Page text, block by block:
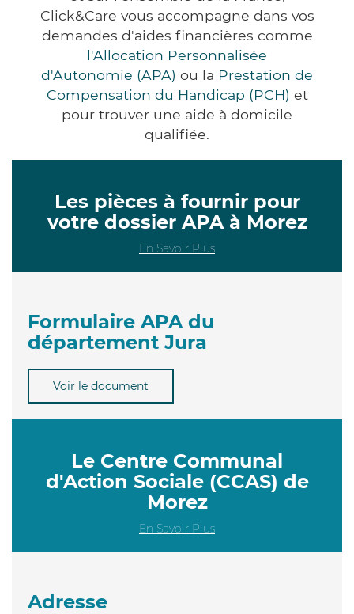
Click&Care vous accompagne dans vos
demandes d'aides financières comme
l'Allocation Personnalisée
d'Autonomie (APA) ou la Prestation de
Compensation du Handicap (PCH) et
pour trouver une aide à domicile
qualifiée.
Les pièces à fournir pour
votre dossier APA à Morez
En Savoir Plus
Formulaire APA du
département Jura
Voir le document
Le Centre Communal
d'Action Sociale (CCAS) de
Morez
En Savoir Plus
Adresse